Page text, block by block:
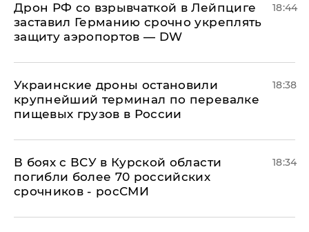
​Дрон РФ со взрывчаткой в Лейпциге
заставил Германию срочно укреплять
защиту аэропортов — DW
18:44
Украинские дроны остановили
крупнейший терминал по перевалке
пищевых грузов в России
18:38
В боях с ВСУ в Курской области
погибли более 70 российских
срочников - росСМИ
18:34